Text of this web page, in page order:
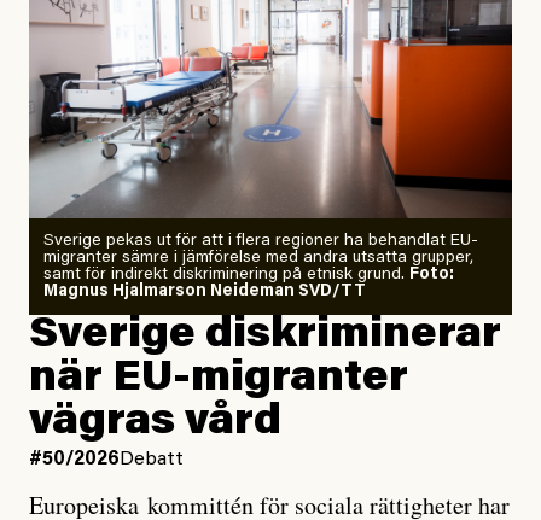
”Fram till i dag”, skriver han.
Årets El Niño kan bli den
starkaste som uppmätts
Zeke Hausfather är chockad igen efter att ha
analyserat hur de olika klimatmodellerna bedömer
läget för hur den begynnande El Niño-händelsen ska
utveckla sig. El Niño är ett återkommande
väderfenomen som uppstår när havsvattnet i delar av
Stilla havet blir ovanligt varmt. Det påverkar vädret
över stora delar av världen och under
forskare allt oftare varnat för att den här El Niñon
Sverige pekas ut för att i flera regioner ha behandlat EU-
migranter sämre i jämförelse med andra utsatta grupper,
samt för indirekt diskriminering på etnisk grund. Foto:
Magnus Hjalmarson Neideman SVD/TT
Sverige diskriminerar
när EU-migranter
vägras vård
#50/2026 Debatt
Europeiska kommittén för sociala rättigheter har